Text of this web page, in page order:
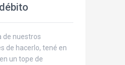
de nuestros
de hacerlo, tené en
un tope de